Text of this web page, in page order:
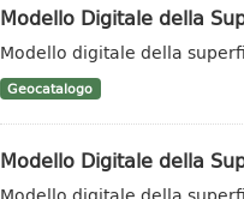
Modello Digitale della
Modello digitale della
Geocatalogo
Modello Digitale della